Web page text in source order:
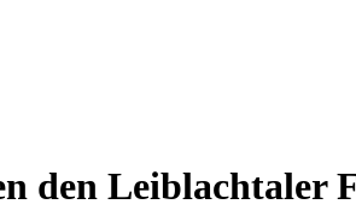
den Leiblachtaler